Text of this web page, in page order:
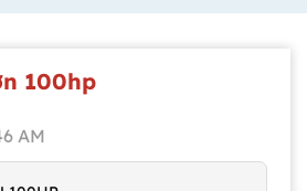
100hp
AM